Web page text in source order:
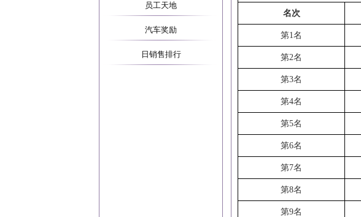
员工天地
汽车奖励
日销售排行
名次
第1名
第2名
第3名
第4名
第5名
第6名
第7名
第8名
第9名